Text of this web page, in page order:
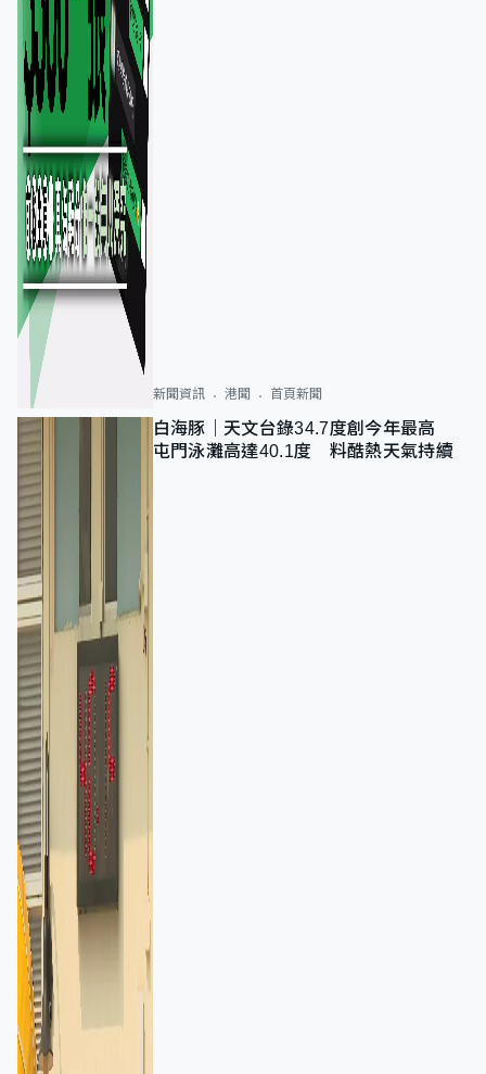
新聞資訊 港聞 首頁新聞
白海豚｜天文台錄34.7度創今年最高
屯門泳灘高達40.1度 料酷熱天氣持續